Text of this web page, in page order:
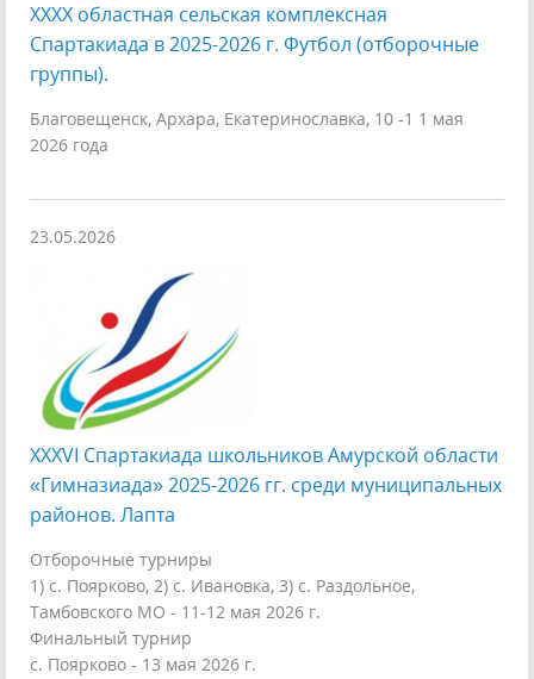
XXXX областная сельская комплексная
Спартакиада в 2025-2026 г. Футбол (отборочные
группы).
Благовещенск, Архара, Екатеринославка, 10 -1 1 мая
2026 года
23.05.2026
XXXVI Спартакиада школьников Амурской области
«Гимназиада» 2025-2026 гг. среди муниципальных
районов. Лапта
Отборочные турниры
1) с. Поярково, 2) с. Ивановка, 3) с. Раздольное,
Тамбовского МО - 11-12 мая 2026 г.
Финальный турнир
с. Поярково - 13 мая 2026 г.